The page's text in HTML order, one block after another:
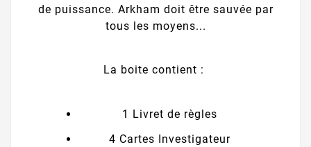
de puissance. Arkham doit être sauvée par
tous les moyens...
La boite contient :
1 Livret de règles
4 Cartes Investigateur